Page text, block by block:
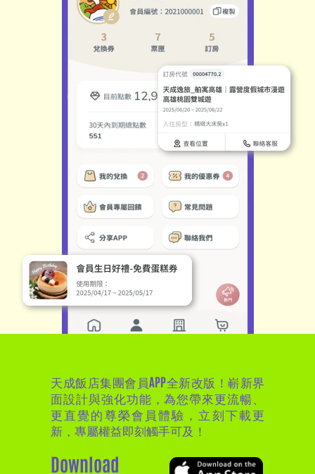
天成飯店集團會員APP全新改版！嶄新界
面設計與強化功能，為您帶來更流暢、
更直覺的尊榮會員體驗，立刻下載更
新，專屬權益即刻觸手可及！
Download